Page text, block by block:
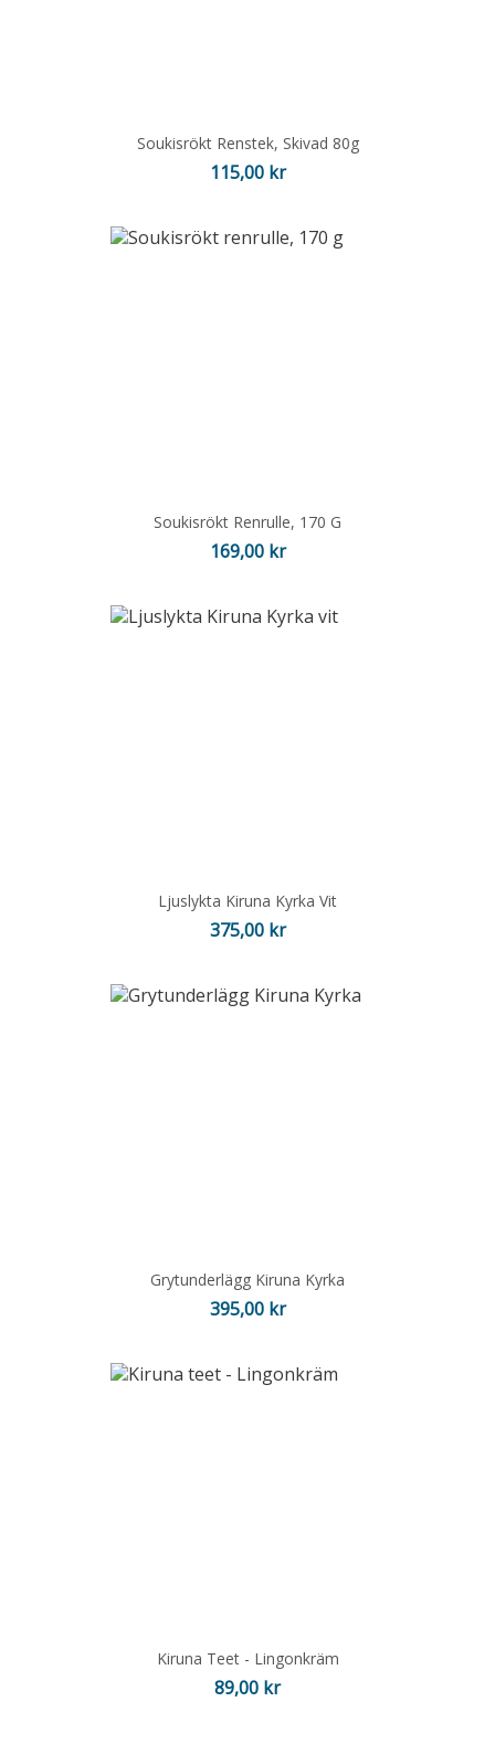
Soukisrökt Renstek, Skivad 80g
Pris
115,00 kr
Soukisrökt Renrulle, 170 G
Pris
169,00 kr
Ljuslykta Kiruna Kyrka Vit
Pris
375,00 kr
Grytunderlägg Kiruna Kyrka
Pris
395,00 kr
Kiruna Teet - Lingonkräm
Pris
89,00 kr